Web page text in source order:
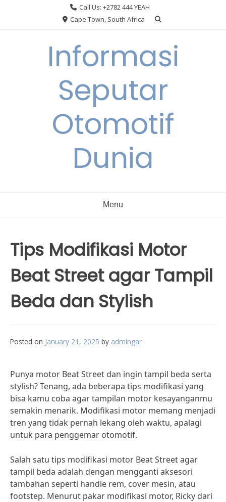
Call Us: +2782 444 YEAH
Cape Town, South Africa
Informasi
Seputar
Otomotif
Dunia
Menu
Tips Modifikasi Motor
Beat Street agar Tampil
Beda dan Stylish
Posted on January 21, 2025 by admingar
Punya motor Beat Street dan ingin tampil beda serta
stylish? Tenang, ada beberapa tips modifikasi yang
bisa kamu coba agar tampilan motor kesayanganmu
semakin menarik. Modifikasi motor memang menjadi
tren yang tidak pernah lekang oleh waktu, apalagi
untuk para penggemar otomotif.
Salah satu tips modifikasi motor Beat Street agar
tampil beda adalah dengan mengganti aksesori
tambahan seperti handle rem, cover mesin, atau
footstep. Menurut pakar modifikasi motor, Ricky dari